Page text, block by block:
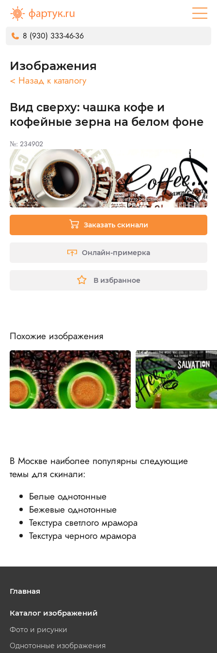
8 (930) 333-46-36
Изображения
< Назад к каталогу
Вид сверху: чашка кофе и
кофейные зерна на белом фоне
№: 234902
Заказать скинали
Онлайн-примерка
В избранное
Похожие изображения
В Москве наиболее популярны следующие
темы для скинали:
Белые однотонные
Бежевые однотонные
Текстура светлого мрамора
Текстура черного мрамора
Главная
Каталог изображений
Фото и рисунки
Однотонные изображения